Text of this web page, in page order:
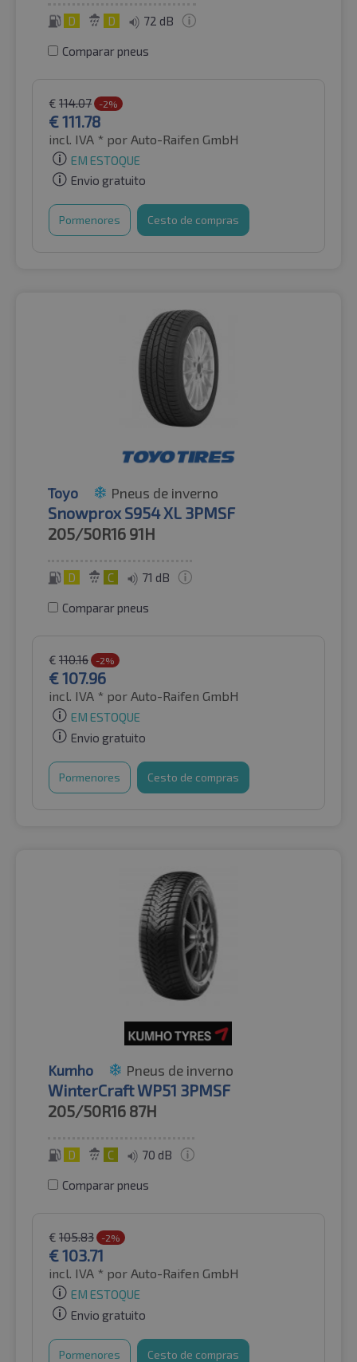
D D 72 dB
Comparar pneus
€ 114.07 -2%
€111.78
incl. IVA * por Auto-Raifen GmbH
EM ESTOQUE
Envio gratuito
Pormenores Cesto de compras
Toyo Pneus de inverno
Snowprox S954 XL 3PMSF
205/50R16 91H
D C 71 dB
Comparar pneus
€ 110.16 -2%
€107.96
incl. IVA * por Auto-Raifen GmbH
EM ESTOQUE
Envio gratuito
Pormenores Cesto de compras
Kumho Pneus de inverno
WinterCraft WP51 3PMSF
205/50R16 87H
D C 70 dB
Comparar pneus
€ 105.83 -2%
€103.71
incl. IVA * por Auto-Raifen GmbH
EM ESTOQUE
Envio gratuito
Pormenores Cesto de compras